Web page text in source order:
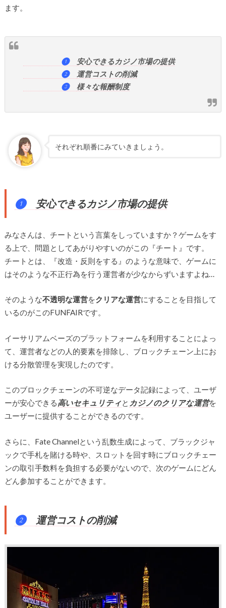
ます。
❶ 安心できるカジノ市場の提供
❷ 運営コストの削減
❸様々な報酬制度
それぞれ順番にみていきましょう。
❶ 安心できるカジノ市場の提供
みなさんは、チートという言葉をしっていますか？ゲームをす
る上で、問題としてあがりやすいのがこの『チート』です。
チートとは、『改造・反則をする』のような意味で、ゲームに
はそのような不正行為を行う運営者が少なからずいますよね…
そのような不透明な運営をクリアな運営にすることを目指して
いるのがこのFUNFAIRです。
イーサリアムベーズのプラットフォームを利用することによっ
て、運営者などの人的要素を排除し、ブロックチェーン上にお
ける分散管理を実現したのです。
このブロックチェーンの不可逆なデータ記録によって、ユーザ
ーが安心できる高いセキュリティと カジノのクリアな運営を
ユーザーに提供することができるのです。
さらに、Fate Channelという乱数生成によって、ブラックジャ
ックで手札を賭ける時や、スロットを回す時にブロックチェー
ンの取引手数料を負担する必要がないので、次のゲームにどん
どん参加することができます。
❷ 運営コストの削減